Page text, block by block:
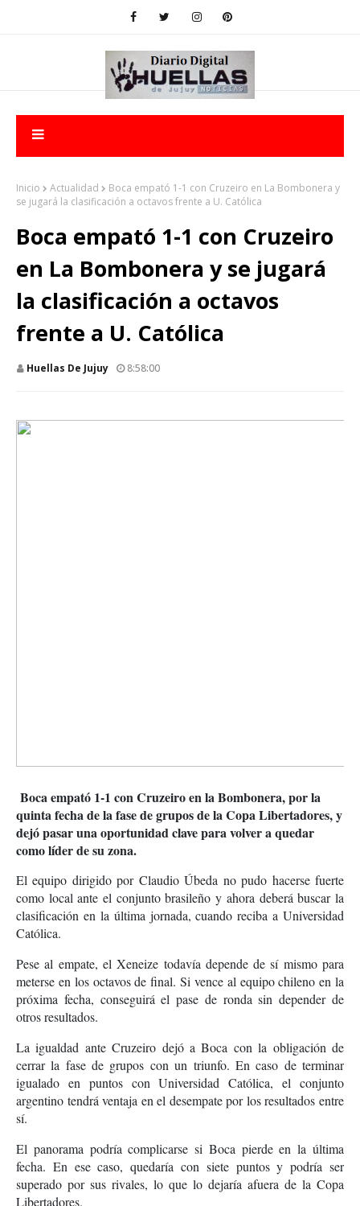
Inicio Actualidad
Boca empató 1-1 con Cruzeiro en La Bombonera y
se jugará la clasificación a octavos frente a U. Católica
Boca empató 1-1 con Cruzeiro
en La Bombonera y se jugará
la clasificación a octavos
frente a U. Católica
Huellas De Jujuy 8:58:00
Boca empató 1-1 con Cruzeiro en la Bombonera, por la
quinta fecha de la fase de grupos de la Copa Libertadores, y
dejó pasar una oportunidad clave para volver a quedar
como líder de su zona.
El equipo dirigido por Claudio Úbeda no pudo hacerse fuerte
como local ante el conjunto brasileño y ahora deberá buscar la
clasificación en la última jornada, cuando reciba a Universidad
Católica.
Pese al empate, el Xeneize todavía depende de sí mismo para
meterse en los octavos de final. Si vence al equipo chileno en la
próxima fecha, conseguirá el pase de ronda sin depender de
otros resultados.
La igualdad ante Cruzeiro dejó a Boca con la obligación de
cerrar la fase de grupos con un triunfo. En caso de terminar
igualado en puntos con Universidad Católica, el conjunto
argentino tendrá ventaja en el desempate por los resultados entre
sí.
El panorama podría complicarse si Boca pierde en la última
fecha. En ese caso, quedaría con siete puntos y podría ser
superado por sus rivales, lo que lo dejaría afuera de la Copa
Libertadores.